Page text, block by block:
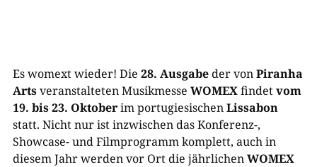
Es womext wieder! Die 28. Ausgabeder vonPiranha
Artsveranstalteten Musikmesse WOMEXfindetvom
19. bis 23. Oktoberim portugiesischenLissabon
statt. Nicht nur ist inzwischen das Konferenz-,
Showcase- und Filmprogramm komplett, auch in
diesem Jahr werden vor Ort die jährlichenWOMEX